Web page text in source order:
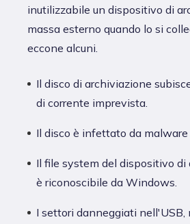
inutilizzabile un dispositivo di
massa esterno quando lo si
eccone alcuni.
Il disco di archiviazione
di corrente imprevista.
Il disco è infettato da malware
Il file system del dispositivo
è riconoscibile da Windows.
I settori danneggiati nell'USB,